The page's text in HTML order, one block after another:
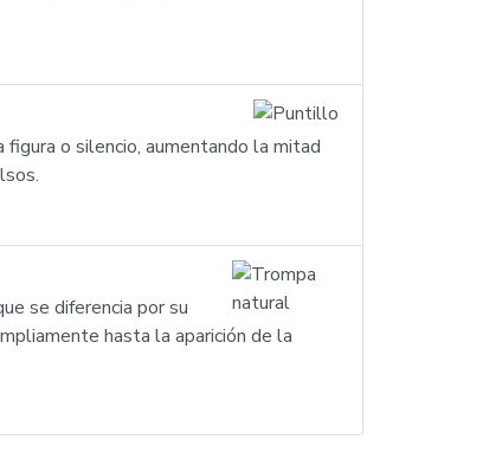
o silencio, aumentando la mitad
se diferencia por su
hasta la aparición de la